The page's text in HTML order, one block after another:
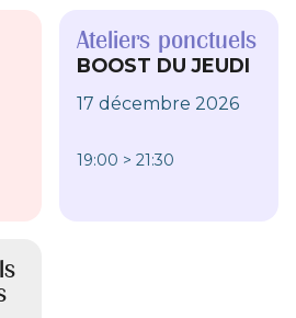
Ateliers ponctuels
BOOST DU JEUDI
17 décembre 2026
19:00 > 21:30